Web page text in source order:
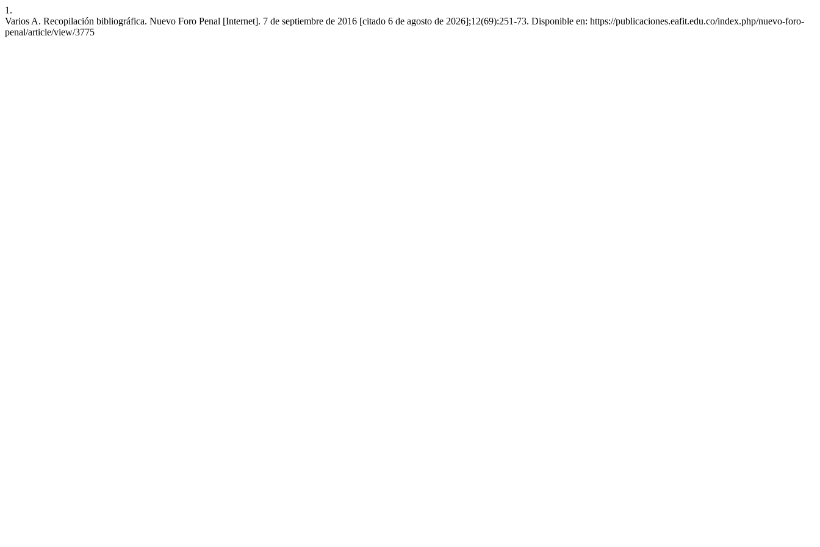
1.
Varios A. Recopilación bibliográfica. Nuevo Foro Penal [Internet]. 7 de septiembre de 2016 [citado 6 de agosto de 2026];12(69):251-73. Disponible en: https://publicaciones.eafit.edu.co/index.php/nuevo-foro-
penal/article/view/3775